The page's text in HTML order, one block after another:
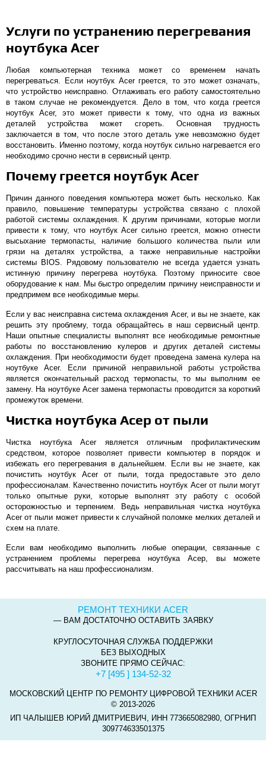
Услуги по устранению перегревания
ноутбука Acer
Любая компьютерная техника может со временем начать
перегреваться. Если ноутбук Acer греется, то это может означать,
что устройство неисправно. Отлаживать его работу самостоятельно
в таком случае не рекомендуется. Дело в том, что когда греется
ноутбук Acer, это может привести к тому, что одна из важных
деталей устройства может сгореть. Основная трудность
заключается в том, что после этого деталь уже невозможно будет
восстановить. Именно поэтому, когда ноутбук сильно нагревается его
необходимо срочно нести в сервисный центр.
Почему греется ноутбук Acer
Причин данного поведения компьютера может быть несколько. Как
правило, повышение температуры устройства связано с плохой
работой системы охлаждения. К другим причинами, которые могли
привести к тому, что ноутбук Acer сильно греется, можно отнести
высыхание термопасты, наличие большого количества пыли или
грязи на деталях устройства, а также неправильные настройки
системы BIOS. Рядовому пользователю не всегда удается узнать
истинную причину перегрева ноутбука. Поэтому приносите свое
оборудование к нам. Мы быстро определим причину неисправности и
предпримем все необходимые меры.
Если у вас неисправна система охлаждения Acer, и вы не знаете, как
решить эту проблему, тогда обращайтесь в наш сервисный центр.
Наши опытные специалисты выполнят все необходимые ремонтные
работы по восстановлению кулеров и других деталей системы
охлаждения. При необходимости будет проведена замена кулера на
ноутбуке Acer. Если причиной неправильной работы устройства
является окончательный расход термопасты, то мы выполним ее
замену. На ноутбуке Acer замена термопасты проводится за короткий
промежуток времени.
Чистка ноутбука Асер от пыли
Чистка ноутбука Acer является отличным профилактическим
средством, которое позволяет привести компьютер в порядок и
избежать его перегревания в дальнейшем. Если вы не знаете, как
почистить ноутбук Acer от пыли, тогда предоставьте это дело
профессионалам. Качественно почистить ноутбук Acer от пыли могут
только опытные руки, которые выполнят эту работу с особой
осторожностью и терпением. Ведь неправильная чистка ноутбука
Acer от пыли может привести к случайной поломке мелких деталей и
схем на плате.
Если вам необходимо выполнить любые операции, связанные с
устранением проблемы перегрева ноутбука Асер, вы можете
рассчитывать на наш профессионализм.
РЕМОНТ ТЕХНИКИ ACER
— ВАМ ДОСТАТОЧНО ОСТАВИТЬ ЗАЯВКУ
КРУГЛОСУТОЧНАЯ СЛУЖБА ПОДДЕРЖКИ
БЕЗ ВЫХОДНЫХ
ЗВОНИТЕ ПРЯМО СЕЙЧАС:
+7 [495 ] 134-52-32
МОСКОВСКИЙ ЦЕНТР ПО РЕМОНТУ ЦИФРОВОЙ ТЕХНИКИ ACER
© 2013-2026
ИП ЧАЛЫШЕВ ЮРИЙ ДМИТРИЕВИЧ, ИНН 773665082980, ОГРНИП
309774633501375